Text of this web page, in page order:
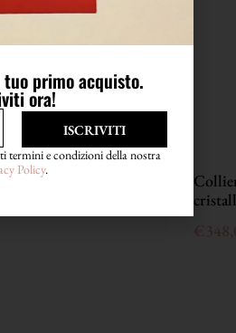
Lavare in acqua
con piping argento
primo acquisto.
ora!
ISCRIVITI
termini e condizioni della nostra
Policy.